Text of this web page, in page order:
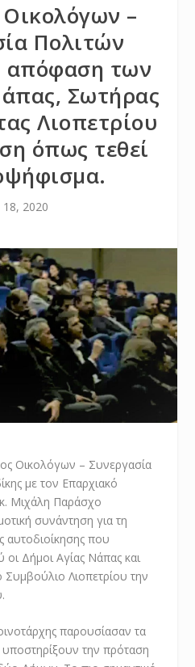
–
Πολιτών
απόφαση των
Σωτήρας
Λιοπετρίου
όπως τεθεί
18, 2020
Οικολόγων – Συνεργασία
με τον Επαρχιακό
Μιχάλη Παράσχο
συνάντηση για τη
αυτοδιοίκησης που
Δήμοι Αγίας Νάπας και
Συμβούλιο Λιοπετρίου την
παρουσίασαν τα
υποστηρίξουν την πρόταση